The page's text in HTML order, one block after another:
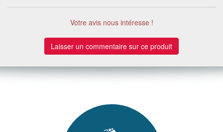
Votre avis nous intéresse !
Laisser un commentaire sur ce produit